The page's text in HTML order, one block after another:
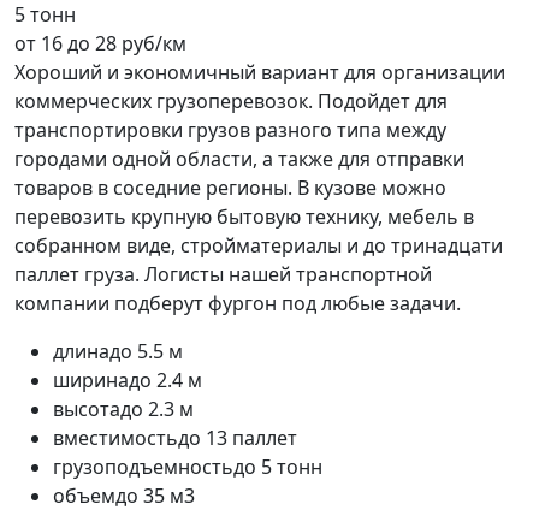
5 тонн
от 16 до 28 руб/км
Хороший и экономичный вариант для организации
коммерческих грузоперевозок. Подойдет для
транспортировки грузов разного типа между
городами одной области, а также для отправки
товаров в соседние регионы. В кузове можно
перевозить крупную бытовую технику, мебель в
собранном виде, стройматериалы и до тринадцати
паллет груза. Логисты нашей транспортной
компании подберут фургон под любые задачи.
длинадо 5.5 м
ширинадо 2.4 м
высотадо 2.3 м
вместимостьдо 13 паллет
грузоподъемностьдо 5 тонн
объемдо 35 м3